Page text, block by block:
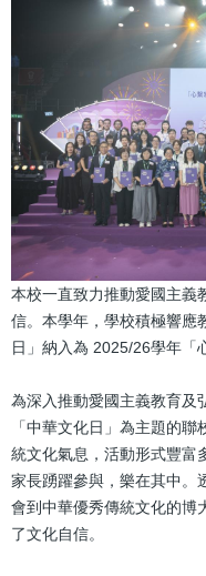
本校一直致力推動愛國主義
信。本學年，學校積極響應
日」納入為 2025/26學年「
為深入推動愛國主義教育及
「中華文化日」為主題的
統文化氣息，活動形式豐富
家長踴躍參與，樂在其中。
會到中華優秀傳統文化的博
了文化自信。